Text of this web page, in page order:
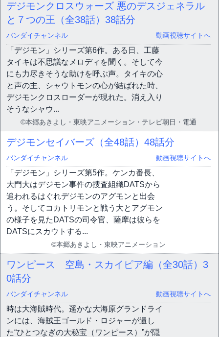
デジモンクロスウォーズ 悪のデスジェネラル
と７つの王（全38話） 38話分
バンダイチャンネル 動画視聴サイトへ
「デジモン」シリーズ第6作。ある日、工藤
タイキは不思議なメロディを聞く。そして今
にも力尽きそうな助けを呼ぶ声。タイキの心
と声の主、シャウトモンの心が結ばれた時、
デジモンクロスローダーが現れた。消え入り
そうなシャウ...
©本郷あきよし・東映アニメーション・テレビ朝日・電通
デジモンセイバーズ（全48話） 48話分
バンダイチャンネル 動画視聴サイトへ
「デジモン」シリーズ第5作。ケンカ番長、
大門大はデジモン事件の捜査組織DATSから
追われるはぐれデジモンのアグモンと出会
う。そしてコカトリモンと戦う大とアグモン
の様子を見たDATSの司令官、薩摩は彼らを
DATSにスカウトする...
©本郷あきよし・東映アニメーション
ワンピース 空島・スカイピア編（全30話） 3
0話分
バンダイチャンネル 動画視聴サイトへ
時は大海賊時代。遥かな大海原グランドライ
ンには、海賊王ゴールド・ロジャーが遺し
た“ひとつなぎの大秘宝（ワンピース）”が隠